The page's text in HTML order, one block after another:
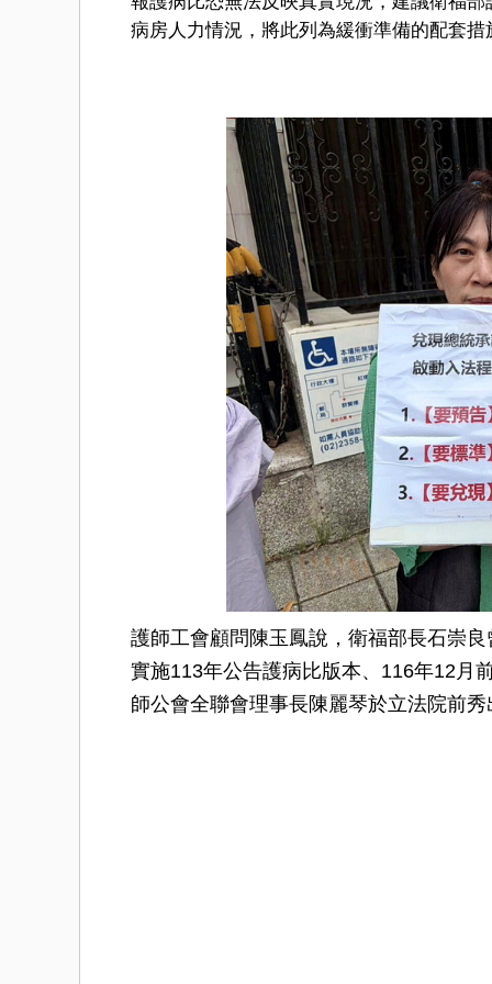
病房人力情況，將此列為緩衝準備的配套措
護師工會顧問陳玉鳳說，衛福部長石崇
實施113年公告護病比版本、116年12月
師公會全聯會理事長陳麗琴於立法院前